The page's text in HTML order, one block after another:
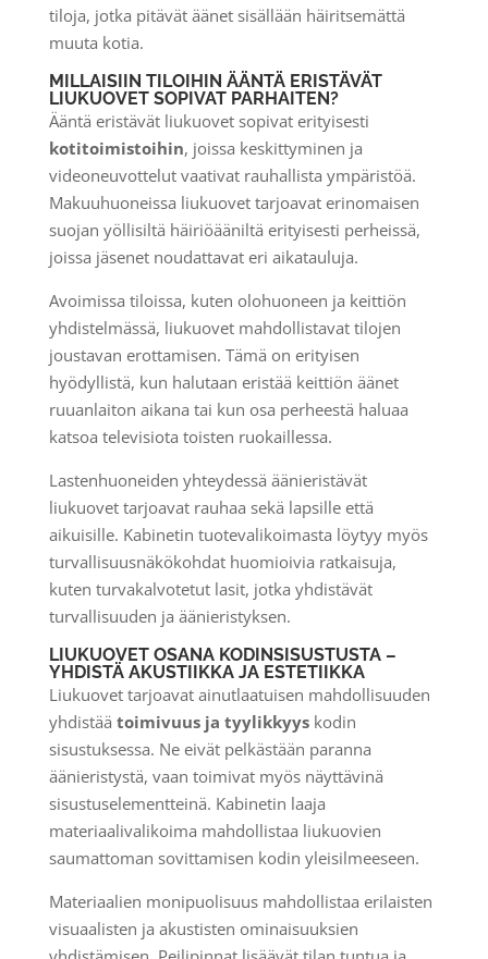
tiloja, jotka pitävät äänet sisällään häiritsemättä
muuta kotia.
MILLAISIIN TILOIHIN ÄÄNTÄ ERISTÄVÄT
LIUKUOVET SOPIVAT PARHAITEN?
Ääntä eristävät liukuovet sopivat erityisesti
kotitoimistoihin, joissa keskittyminen ja
videoneuvottelut vaativat rauhallista ympäristöä.
Makuuhuoneissa liukuovet tarjoavat erinomaisen
suojan yöllisiltä häiriöääniltä erityisesti perheissä,
joissa jäsenet noudattavat eri aikatauluja.
Avoimissa tiloissa, kuten olohuoneen ja keittiön
yhdistelmässä, liukuovet mahdollistavat tilojen
joustavan erottamisen. Tämä on erityisen
hyödyllistä, kun halutaan eristää keittiön äänet
ruuanlaiton aikana tai kun osa perheestä haluaa
katsoa televisiota toisten ruokaillessa.
Lastenhuoneiden yhteydessä äänieristävät
liukuovet tarjoavat rauhaa sekä lapsille että
aikuisille. Kabinetin tuotevalikoimasta löytyy myös
turvallisuusnäkökohdat huomioivia ratkaisuja,
kuten turvakalvotetut lasit, jotka yhdistävät
turvallisuuden ja äänieristyksen.
LIUKUOVET OSANA KODINSISUSTUSTA –
YHDISTÄ AKUSTIIKKA JA ESTETIIKKA
Liukuovet tarjoavat ainutlaatuisen mahdollisuuden
yhdistää toimivuus ja tyylikkyyskodin
sisustuksessa. Ne eivät pelkästään paranna
äänieristystä, vaan toimivat myös näyttävinä
sisustuselementteinä. Kabinetin laaja
materiaalivalikoima mahdollistaa liukuovien
saumattoman sovittamisen kodin yleisilmeeseen.
Materiaalien monipuolisuus mahdollistaa erilaisten
visuaalisten ja akustisten ominaisuuksien